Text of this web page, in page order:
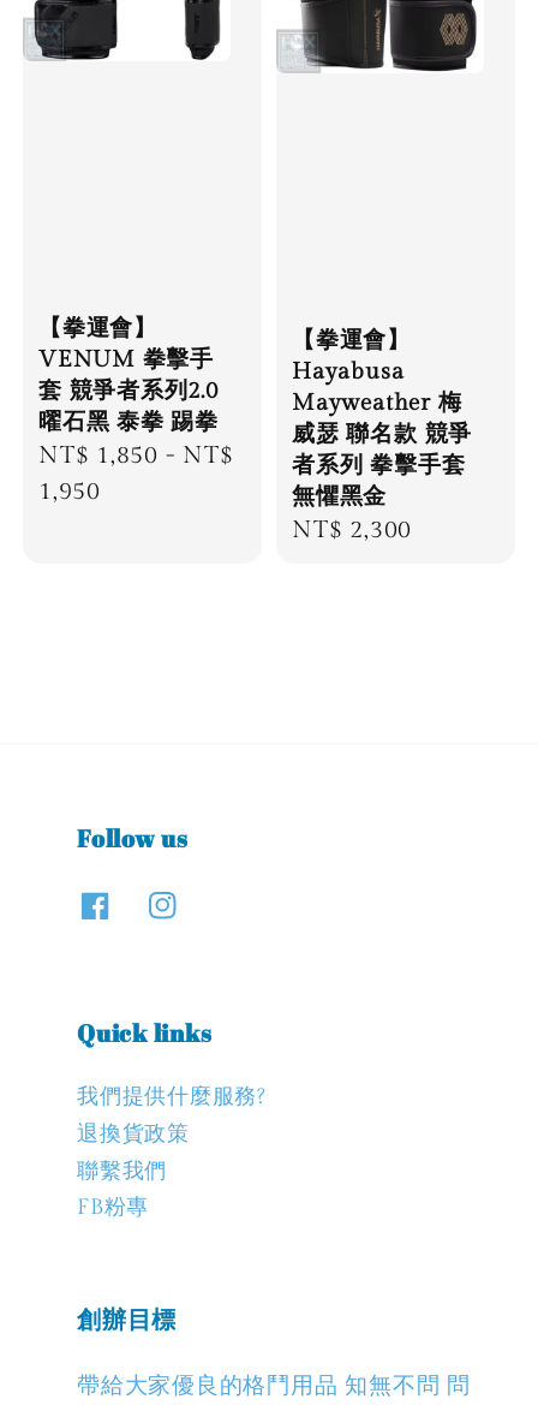
【拳運會】
VENUM 拳擊手
套 競爭者系列2.0
曜石黑 泰拳 踢拳
Regular
price
NT$ 1,850 - NT$
1,950
【拳運會】
Hayabusa
Mayweather 梅
威瑟 聯名款 競爭
者系列 拳擊手套
無懼黑金
Regular
NT$ 2,300
Follow us
Quick links
我們提供什麼服務?
退換貨政策
聯繫我們
FB粉專
創辦目標
帶給大家優良的格鬥用品 知無不問 問